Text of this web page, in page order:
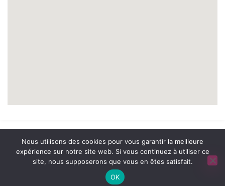
NOUVEAUSOFT.COM
POLITIQUE DE CONFIDENTIALITÉ
Nous utilisons des cookies pour vous garantir la meilleure
expérience sur notre site web. Si vous continuez à utiliser ce
site, nous supposerons que vous en êtes satisfait.
OK